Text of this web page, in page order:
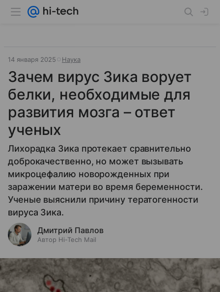
14 января 2025 Наука
Зачем вирус Зика ворует
белки, необходимые для
развития мозга – ответ
ученых
Лихорадка Зика протекает сравнительно
доброкачественно, но может вызывать
микроцефалию новорожденных при
заражении матери во время беременности.
Ученые выяснили причину тератогенности
вируса Зика.
Дмитрий Павлов
Автор Hi-Tech Mail